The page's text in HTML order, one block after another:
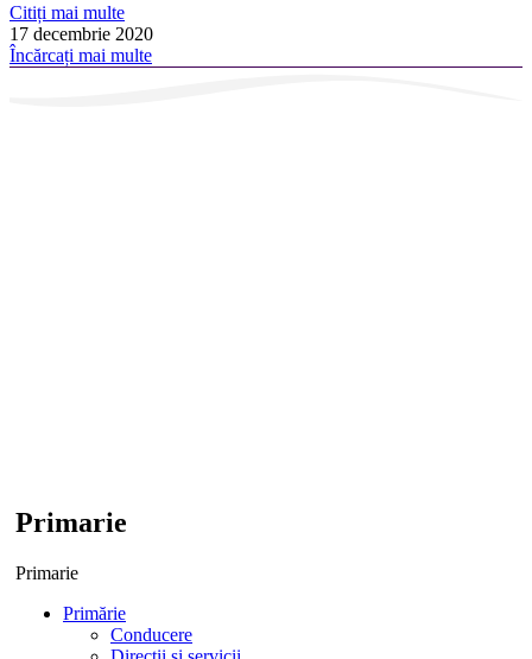
Citiți mai multe
17 decembrie 2020
Încărcați mai multe
Primarie
Primarie
Primărie
Conducere